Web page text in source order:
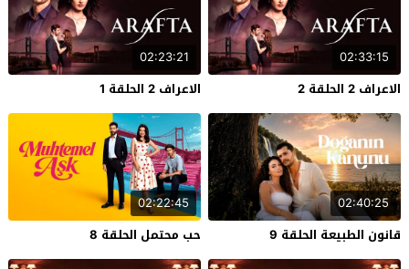
02:33:15
الاعراف 2 الحلقة 2
02:23:21
الاعراف 2 الحلقة 1
02:40:25
قانون الطبيعة الحلقة 9
02:22:45
حب محتمل الحلقة 8